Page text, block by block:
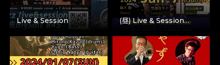
Live & Session (昼) Live & Session…